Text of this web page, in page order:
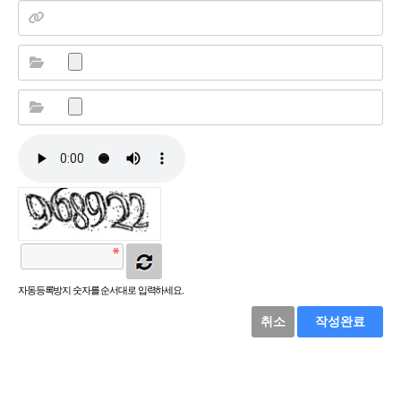
자동등록방지 숫자를 순서대로 입력하세요.
취소 작성완료